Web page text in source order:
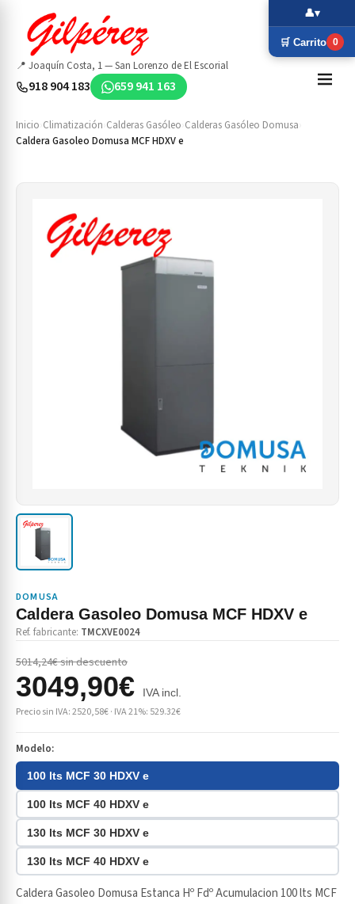
📍 Joaquín Costa, 1 — San Lorenzo de El Escorial
918 904 183 659 941 163
Inicio Climatización Calderas Gasóleo Calderas Gasóleo Domusa
Caldera Gasoleo Domusa MCF HDXV e
DOMUSA
Caldera Gasoleo Domusa MCF HDXV e
Ref. fabricante: TMCXVE0024
5014,24€ sin descuento
3049,90€ IVA incl.
Precio sin IVA: 2520,58€ · IVA 21%: 529.32€
Modelo:
100 lts MCF 30 HDXV e
100 lts MCF 40 HDXV e
130 lts MCF 30 HDXV e
130 lts MCF 40 HDXV e
Caldera Gasoleo Domusa Estanca Hº Fdº Acumulacion 100 lts MCF
🛒 Carrito 0
👤▾